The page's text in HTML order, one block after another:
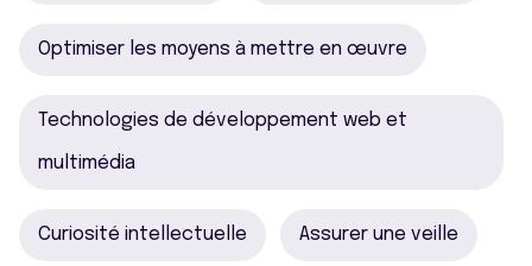
Optimiser les moyens à mettre en œuvre
Technologies de développement web et
multimédia
Curiosité intellectuelle Assurer une veille